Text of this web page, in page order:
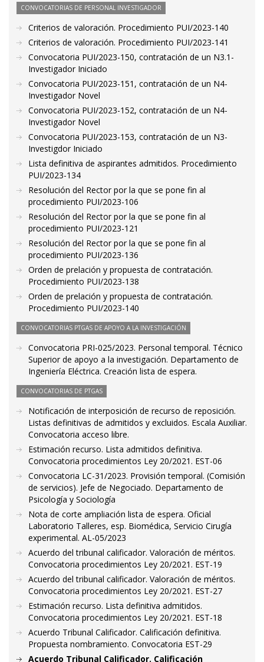
CONVOCATORIAS DE PERSONAL INVESTIGADOR
Criterios de valoración. Procedimiento PUI/2023-140
Criterios de valoración. Procedimiento PUI/2023-141
Convocatoria PUI/2023-150, contratación de un N3.1-
Investigador Iniciado
Convocatoria PUI/2023-151, contratación de un N4-
Investigador Novel
Convocatoria PUI/2023-152, contratación de un N4-
Investigador Novel
Convocatoria PUI/2023-153, contratación de un N3-
Investigdor Iniciado
Lista definitiva de aspirantes admitidos. Procedimiento
PUI/2023-134
Resolución del Rector por la que se pone fin al
procedimiento PUI/2023-106
Resolución del Rector por la que se pone fin al
procedimiento PUI/2023-121
Resolución del Rector por la que se pone fin al
procedimiento PUI/2023-136
Orden de prelación y propuesta de contratación.
Procedimiento PUI/2023-138
Orden de prelación y propuesta de contratación.
Procedimiento PUI/2023-140
CONVOCATORIAS PTGAS DE APOYO A LA INVESTIGACIÓN
Convocatoria PRI-025/2023. Personal temporal. Técnico
Superior de apoyo a la investigación. Departamento de
Ingeniería Eléctrica. Creación lista de espera.
CONVOCATORIAS DE PTGAS
Notificación de interposición de recurso de reposición.
Listas definitivas de admitidos y excluidos. Escala Auxiliar.
Convocatoria acceso libre.
Estimación recurso. Lista admitidos definitiva.
Convocatoria procedimientos Ley 20/2021. EST-06
Convocatoria LC-31/2023. Provisión temporal. (Comisión
de servicios). Jefe de Negociado. Departamento de
Psicología y Sociología
Nota de corte ampliación lista de espera. Oficial
Laboratorio Talleres, esp. Biomédica, Servicio Cirugía
experimental. AL-05/2023
Acuerdo del tribunal calificador. Valoración de méritos.
Convocatoria procedimientos Ley 20/2021. EST-19
Acuerdo del tribunal calificador. Valoración de méritos.
Convocatoria procedimientos Ley 20/2021. EST-27
Estimación recurso. Lista definitiva admitidos.
Convocatoria procedimientos Ley 20/2021. EST-18
Acuerdo Tribunal Calificador. Calificación definitiva.
Propuesta nombramiento. Convocatoria EST-29
Acuerdo Tribunal Calificador. Calificación